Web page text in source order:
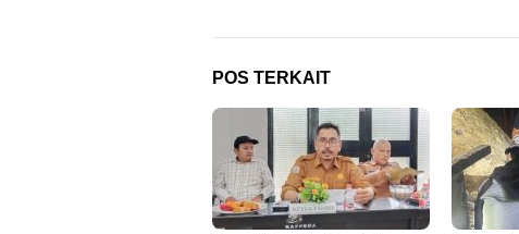
POS TERKAIT